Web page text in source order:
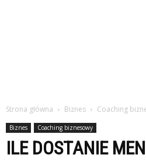
Strona główna Biznes Coaching
Biznes Coaching biznesowy
ILE DOSTANIE